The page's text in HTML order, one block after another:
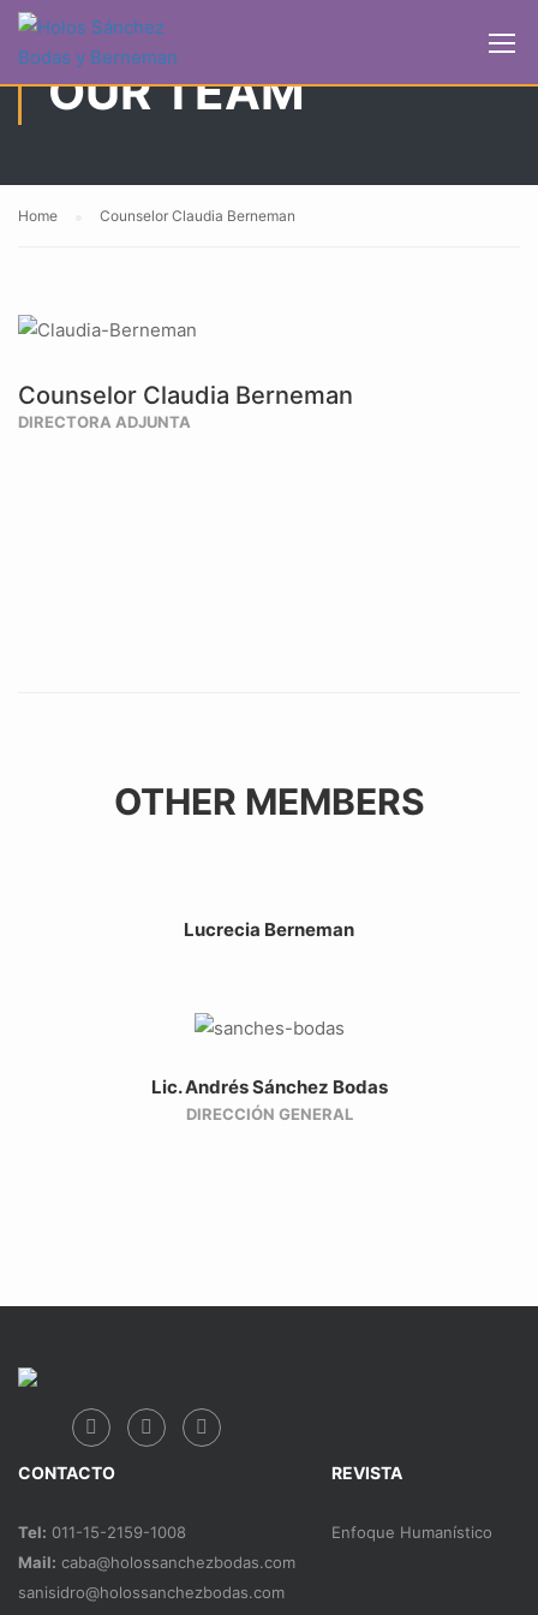
OUR TEAM
Home Counselor Claudia Berneman
Counselor Claudia Berneman
DIRECTORA ADJUNTA
OTHER MEMBERS
Lucrecia Berneman
Lic. Andrés Sánchez Bodas
DIRECCIÓN GENERAL
CONTACTO
Tel: 011-15-2159-1008
Mail: caba@holossanchezbodas.com
sanisidro@holossanchezbodas.com
REVISTA
Enfoque Humanístico